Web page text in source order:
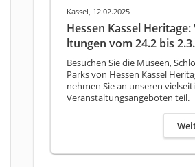
Kassel, 12.02.2025
Hessen Kassel Heritage:
ltungen vom 24.2 bis
Besuchen Sie die Museen,
Parks von Hessen Kassel
nehmen Sie an unseren
Veranstaltungsangeboten teil.